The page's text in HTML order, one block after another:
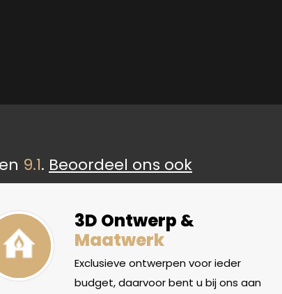
9.1. Beoordeel ons ook
3D Ontwerp &
Maatwerk
Exclusieve ontwerpen voor ieder
budget, daarvoor bent u bij ons aan